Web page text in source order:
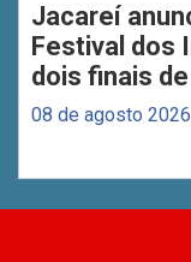
Jacareí
Festival dos
dois finais
08 de agosto 2026